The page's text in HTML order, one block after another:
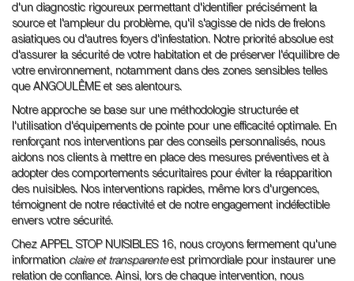
d'un diagnostic rigoureux permettant d'identifier précisément la
source et l'ampleur du problème, qu'il s'agisse de nids de frelons
asiatiques ou d'autres foyers d'infestation. Notre priorité absolue est
d'assurer la sécurité de votre habitation et de préserver l'équilibre de
votre environnement, notamment dans des zones sensibles telles
que ANGOULÊME et ses alentours.
Notre approche se base sur une méthodologie structurée et
l'utilisation d'équipements de pointe pour une efficacité optimale. En
renforçant nos interventions par des conseils personnalisés, nous
aidons nos clients à mettre en place des mesures préventives et à
adopter des comportements sécuritaires pour éviter la réapparition
des nuisibles. Nos interventions rapides, même lors d'urgences,
témoignent de notre réactivité et de notre engagement indéfectible
envers votre sécurité.
Chez APPEL STOP NUISIBLES 16, nous croyons fermement qu'une
information claire et transparenteest primordiale pour instaurer une
relation de confiance. Ainsi, lors de chaque intervention, nous